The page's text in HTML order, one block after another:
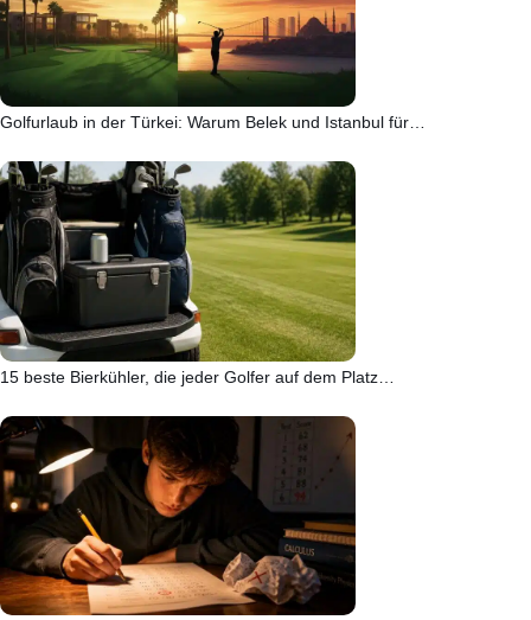
Golfurlaub in der Türkei: Warum Belek und Istanbul für…
15 beste Bierkühler, die jeder Golfer auf dem Platz…